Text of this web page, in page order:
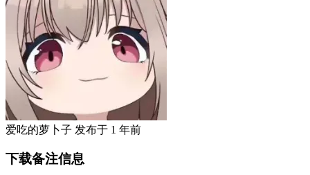
爱吃的萝卜子 发布于 1 年前
下载备注信息